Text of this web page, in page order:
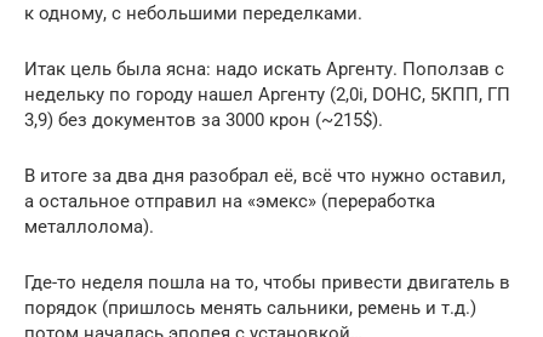
к одному, с небольшими переделками.
Итак цель была ясна: надо искать Аргенту. Поползав с
недельку по городу нашел Аргенту (2,0i, DOHC, 5КПП, ГП
3,9) без документов за 3000 крон (~215$).
В итоге за два дня разобрал её, всё что нужно оставил,
а остальное отправил на «эмекс» (переработка
металлолома).
Где-то неделя пошла на то, чтобы привести двигатель в
порядок (пришлось менять сальники, ремень и т.д.)